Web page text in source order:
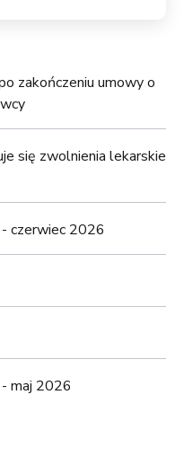
zakończeniu umowy o
się zwolnienia lekarskie
czerwiec 2026
maj 2026